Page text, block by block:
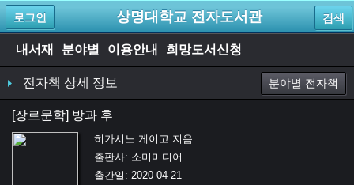
상명대학교 전자도서관
로그인 검색
내서재 분야별 이용안내 희망도서신청
전자책 상세 정보 분야별 전자책
[장르문학] 방과 후
히가시노 게이고 지음
출판사: 소미미디어
출간일: 2020-04-21